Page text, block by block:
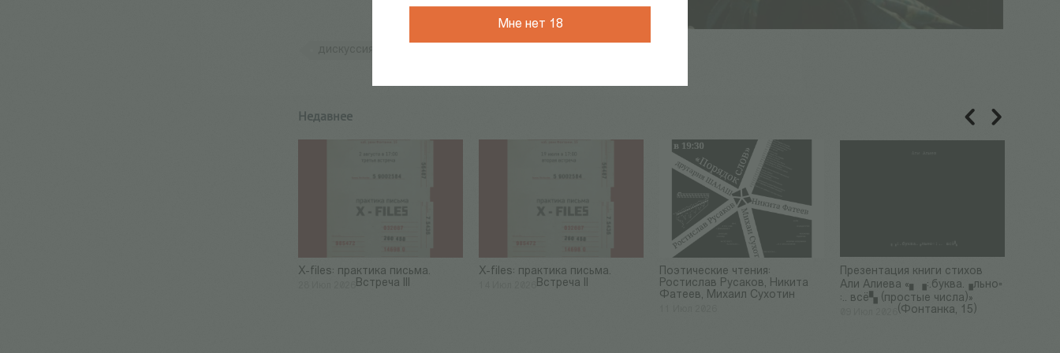
Мне нет 18
Недавнее
X-files: практика письма.
Встреча III
​X-files: практика письма.
Встреча II
Поэтические чтения:
Ростислав Русаков, Никита
Фатеев, Михаил Сухотин
Презентация книги стихов
Али Алиева «▖▗:.буква.▗льно▫
:.. всё▚ (простые числа)»
(Фонтанка, 15)